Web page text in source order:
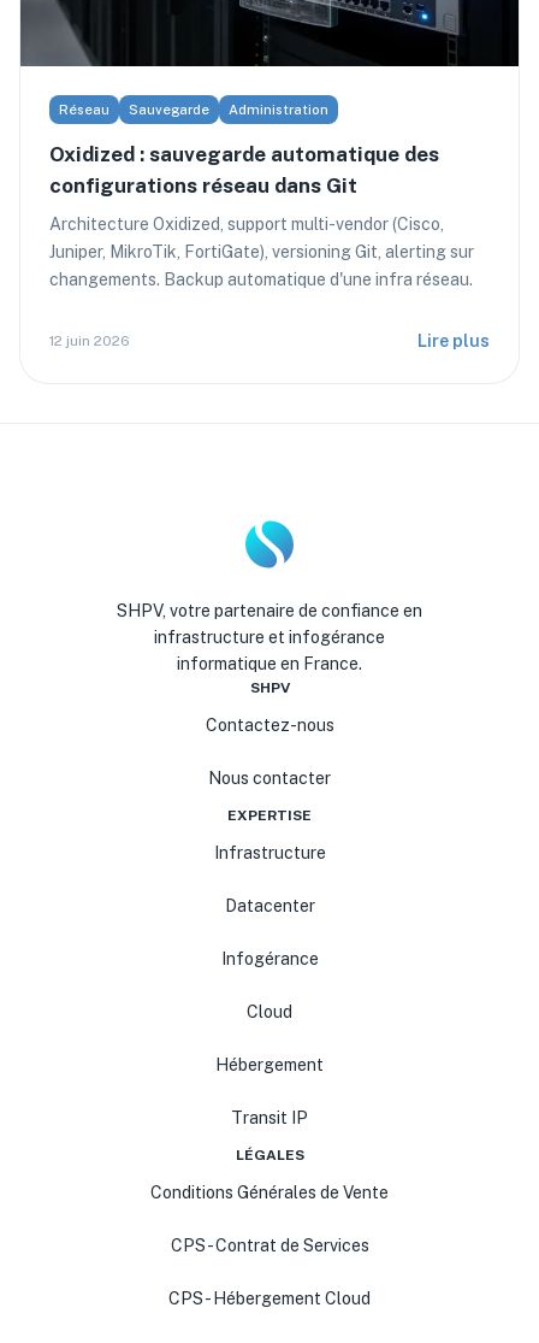
Réseau Sauvegarde Administration
Oxidized : sauvegarde automatique des
configurations réseau dans Git
Architecture Oxidized, support multi-vendor (Cisco,
Juniper, MikroTik, FortiGate), versioning Git, alerting sur
changements. Backup automatique d'une infra réseau.
12 juin 2026 Lire plus
SHPV, votre partenaire de confiance en
infrastructure et infogérance
informatique en France.
SHPV
Contactez-nous
Nous contacter
EXPERTISE
Infrastructure
Datacenter
Infogérance
Cloud
Hébergement
Transit IP
LÉGALES
Conditions Générales de Vente
CPS - Contrat de Services
CPS - Hébergement Cloud